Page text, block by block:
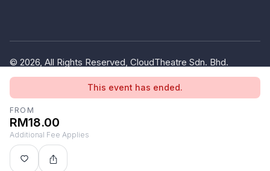
This event has ended.
FROM
RM18.00
Additional Fee Applies
© 2026, All Rights Reserved, CloudTheatre Sdn. Bhd.
(1380445-V)
Terms of Use